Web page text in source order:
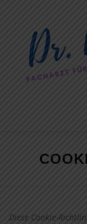
DR. PETER
Diese Cookie-